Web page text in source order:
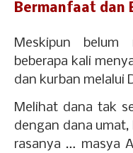
Bermanfaat dan
Meskipun
beberapa kali
dan kurban melalui
Melihat dana tak
dengan dana umat,
rasanya … masya